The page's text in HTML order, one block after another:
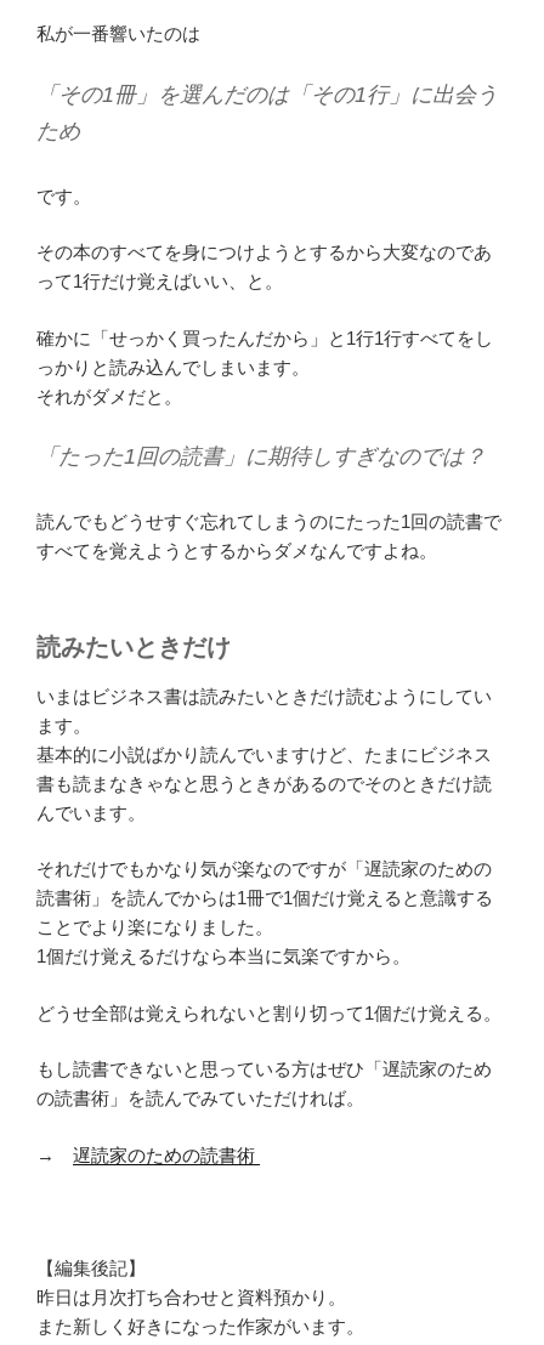
私が一番響いたのは
「その1冊」を選んだのは「その1行」に出会う
ため
です。
その本のすべてを身につけようとするから大変なのであ
って1行だけ覚えばいい、と。
確かに「せっかく買ったんだから」と1行1行すべてをし
っかりと読み込んでしまいます。
それがダメだと。
「たった1回の読書」に期待しすぎなのでは？
読んでもどうせすぐ忘れてしまうのにたった1回の読書で
すべてを覚えようとするからダメなんですよね。
読みたいときだけ
いまはビジネス書は読みたいときだけ読むようにしてい
ます。
基本的に小説ばかり読んでいますけど、たまにビジネス
書も読まなきゃなと思うときがあるのでそのときだけ読
んでいます。
それだけでもかなり気が楽なのですが「遅読家のための
読書術」を読んでからは1冊で1個だけ覚えると意識する
ことでより楽になりました。
1個だけ覚えるだけなら本当に気楽ですから。
どうせ全部は覚えられないと割り切って1個だけ覚える。
もし読書できないと思っている方はぜひ「遅読家のため
の読書術」を読んでみていただければ。
→ 遅読家のための読書術
【編集後記】
昨日は月次打ち合わせと資料預かり。
また新しく好きになった作家がいます。